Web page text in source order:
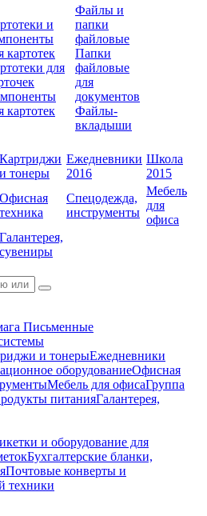
и
картотек
для
картотек
Файлы и
папки
файловые
Папки
файловые
для
документов
Файлы-
вкладыши
Картриджи
и тонеры
Ежедневники
2016
Школа
2015
Офисная
техника
Спецодежда,
инструменты
Мебель
для
офиса
Галантерея,
сувениры
Письменные
и тонерыЕжедневники
оборудованиеОфисная
Мебель для офисаГруппа
питанияГалантерея,
и оборудование для
Бухгалтерские бланки,
Почтовые конверты и
техники